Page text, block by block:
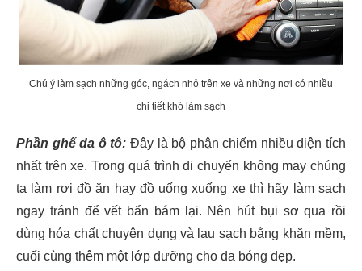
Chú ý làm sạch những góc, ngách nhỏ trên xe và những nơi có nhiều
chi tiết khó làm sạch
Phần ghế da ô tô: Đây là bộ phận chiếm nhiều diện tích
nhất trên xe. Trong quá trình di chuyển không may chúng
ta làm rơi đồ ăn hay đồ uống xuống xe thì hãy làm sạch
ngay tránh để vết bẩn bám lại. Nên hút bụi sơ qua rồi
dùng hóa chất chuyên dụng và lau sạch bằng khăn mềm,
cuối cùng thêm một lớp dưỡng cho da bóng đẹp.